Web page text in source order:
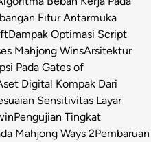
Fitur Antarmuka
Dampak Optimasi Script
Mahjong WinsArsitektur
Pada Gates of
Digital Kompak Dari
Sensitivitas Layar
Pengujian Tingkat
Mahjong Ways 2Pembaruan